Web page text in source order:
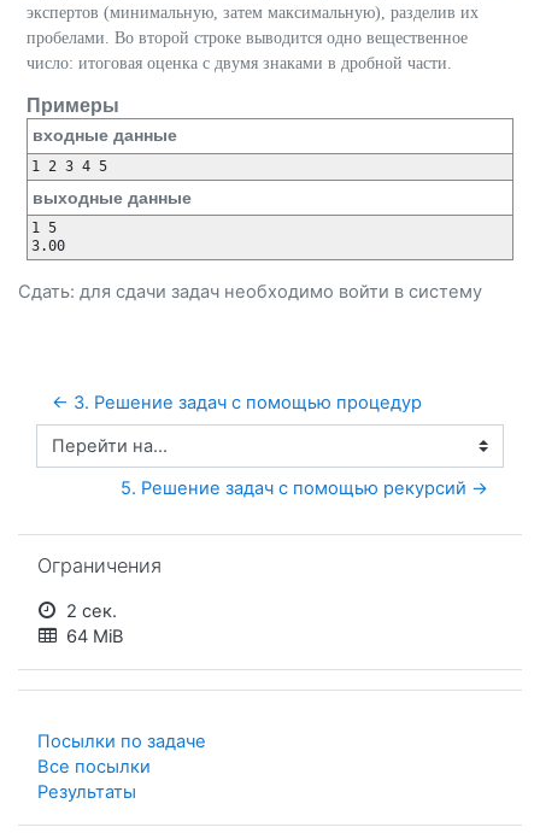
экспертов (минимальную, затем максимальную), разделив их
пробелами. Во второй строке выводится одно вещественное
число: итоговая оценка с двумя знаками в дробной части.
Примеры
входные данные
выходные данные
1 5
Сдать: для сдачи задач необходимо войти в систему
← 3. Решение задач с помощью процедур
Перейти на...
5. Решение задач с помощью рекурсий →
Ограничения
2 сек.
64 MiB
Посылки по задаче
Все посылки
Результаты